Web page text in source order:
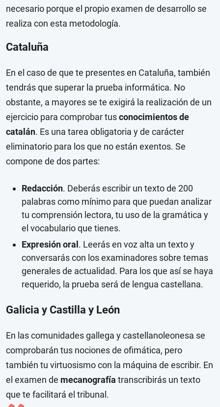
necesario porque el propio examen de desarrollo se
realiza con esta metodología.
Cataluña
En el caso de que te presentes en Cataluña, también
tendrás que superar la prueba informática. No
obstante, a mayores se te exigirá la realización de un
ejercicio para comprobar tusconocimientos de
catalán. Es una tarea obligatoria y de carácter
eliminatorio para los que no están exentos. Se
compone de dos partes:
Redacción. Deberás escribir un texto de 200
palabras como mínimo para que puedan analizar
tu comprensión lectora, tu uso de la gramática y
el vocabulario que tienes.
Expresión oral . Leerás en voz alta un texto y
conversarás con los examinadores sobre temas
generales de actualidad. Para los que así se haya
requerido, la prueba será de lengua castellana.
Galicia y Castilla y León
En las comunidades gallega y castellanoleonesa se
comprobarán tus nociones de ofimática, pero
también tu virtuosismo con la máquina de escribir. En
el examen de mecanografía transcribirás un texto
que te facilitará el tribunal.